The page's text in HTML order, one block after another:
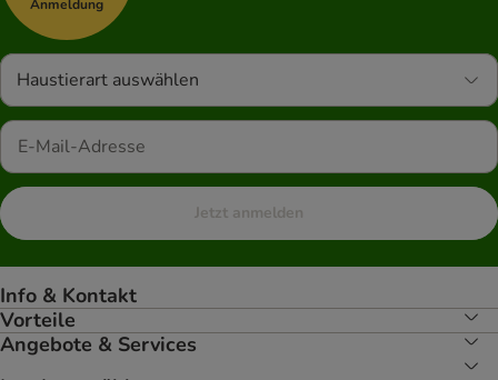
Anmeldung
Haustierart auswählen
Jetzt anmelden
Info & Kontakt
Vorteile
Angebote & Services